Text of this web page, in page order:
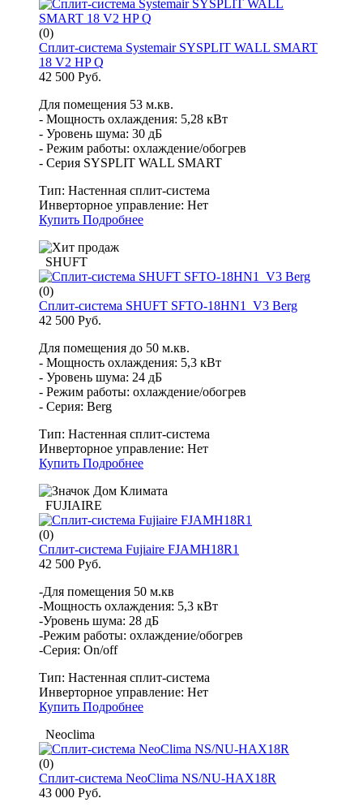
(0)
Сплит-система Systemair SYSPLIT WALL SMART
18 V2 HP Q
42 500 Руб.
Для помещения 53 м.кв.
- Мощность охлаждения: 5,28 кВт
- Уровень шума: 30 дБ
- Режим работы: охлаждение/обогрев
- Серия SYSPLIT WALL SMART
Тип: Настенная сплит-система
Инверторное управление: Нет
Купить Подробнее
SHUFT
(0)
Сплит-система SHUFT SFTO-18HN1_V3 Berg
42 500 Руб.
Для помещения до 50 м.кв.
- Мощность охлаждения: 5,3 кВт
- Уровень шума: 24 дБ
- Режим работы: охлаждение/обогрев
- Серия: Berg
Тип: Настенная сплит-система
Инверторное управление: Нет
Купить Подробнее
FUJIAIRE
(0)
Сплит-система Fujiaire FJAMH18R1
42 500 Руб.
-Для помещения 50 м.кв
-Мощность охлаждения: 5,3 кВт
-Уровень шума: 28 дБ
-Режим работы: охлаждение/обогрев
-Серия: On/off
Тип: Настенная сплит-система
Инверторное управление: Нет
Купить Подробнее
Neoclima
(0)
Сплит-система NeoClima NS/NU-HAX18R
43 000 Руб.